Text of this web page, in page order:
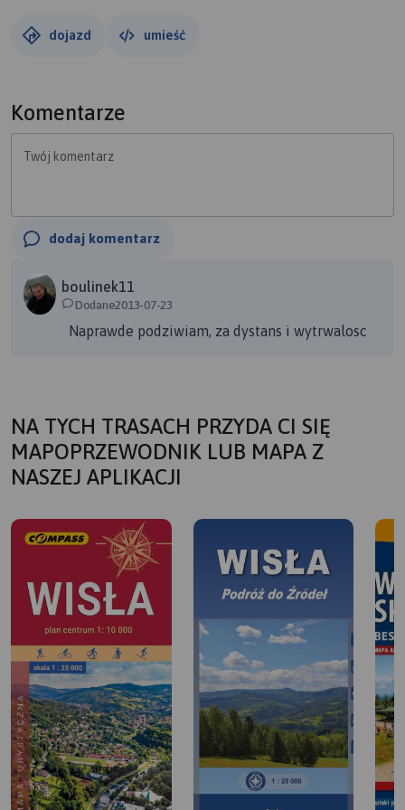
dojazd umieść
Komentarze
Twój komentarz
dodaj komentarz
boulinek11
Dodane2013-07-23
Naprawde podziwiam, za dystans i wytrwalosc
NA TYCH TRASACH PRZYDA CI SIĘ
MAPOPRZEWODNIK LUB MAPA Z
NASZEJ APLIKACJI